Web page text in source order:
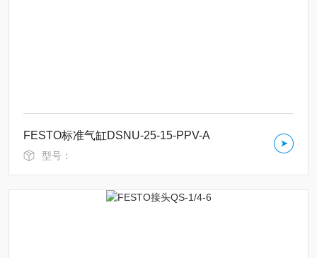
FESTO标准气缸DSNU-25-15-PPV-A
型号：